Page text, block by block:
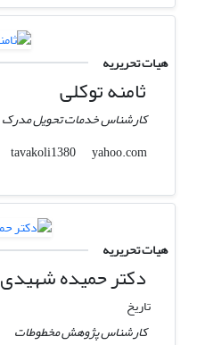
هیات تحریریه
ثامنه توکلی
کارشناس خدمات تحویل مدرک
tavakoli1380
yahoo.com
هیات تحریریه
دکتر حمیده شهیدی
تاریخ
کارشناس پژوهش مخطوطات